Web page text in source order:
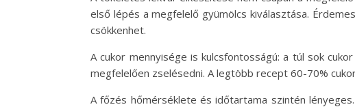
első lépés a megfelelő gyümölcs kiválasztása.
csökkenhet.
A cukor mennyisége is kulcsfontosságú: a túl sok
megfelelően zselésedni. A legtöbb recept 60-70%
A főzés hőmérséklete és időtartama szintén